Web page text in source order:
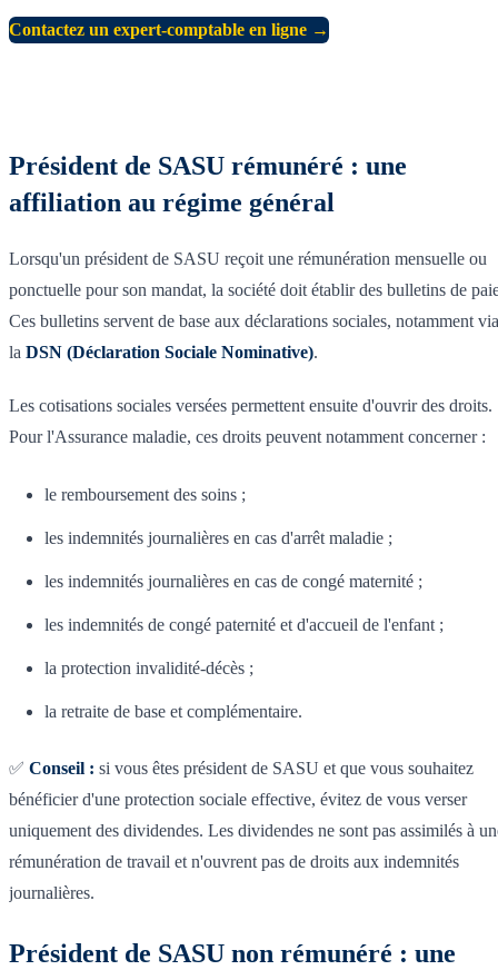
Contactez un expert-comptable en ligne →
Président de SASU rémunéré : une
affiliation au régime général
Lorsqu'un président de SASU reçoit une rémunération mensuelle ou
ponctuelle pour son mandat, la société doit établir des bulletins de
Ces bulletins servent de base aux déclarations sociales, notamment via
la DSN (Déclaration Sociale Nominative).
Les cotisations sociales versées permettent ensuite d'ouvrir des droits.
Pour l'Assurance maladie, ces droits peuvent notamment concerner :
le remboursement des soins ;
les indemnités journalières en cas d'arrêt maladie ;
les indemnités journalières en cas de congé maternité ;
les indemnités de congé paternité et d'accueil de l'enfant ;
la protection invalidité-décès ;
la retraite de base et complémentaire.
✅ Conseil : si vous êtes président de SASU et que vous souhaitez
bénéficier d'une protection sociale effective, évitez de vous verser
uniquement des dividendes. Les dividendes ne sont pas assimilés à
rémunération de travail et n'ouvrent pas de droits aux indemnités
journalières.
Président de SASU non rémunéré : une